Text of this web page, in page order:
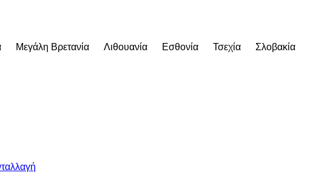
Μεγάλη Βρετανία Λιθουανία Εσθονία Τσεχία
Σλοβακία